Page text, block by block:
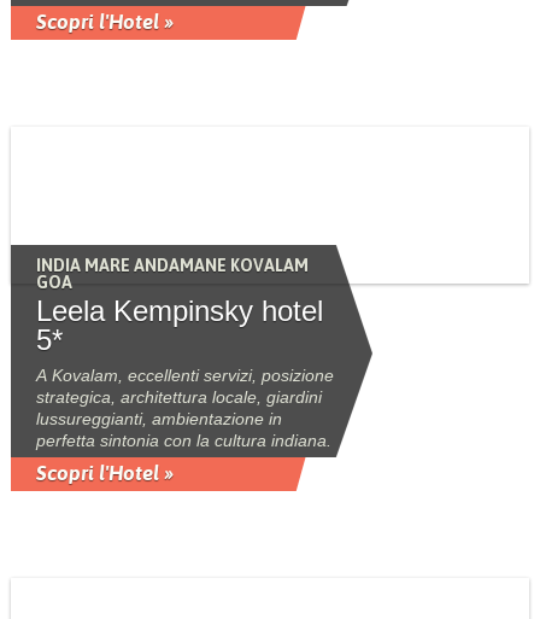
Scopri l'Hotel »
INDIA MARE ANDAMANE KOVALAM
GOA
Leela Kempinsky hotel
5*
A Kovalam, eccellenti servizi, posizione
strategica, architettura locale, giardini
lussureggianti, ambientazione in
perfetta sintonia con la cultura indiana.
Scopri l'Hotel »